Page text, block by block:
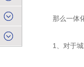
那么一体化
1、对于城